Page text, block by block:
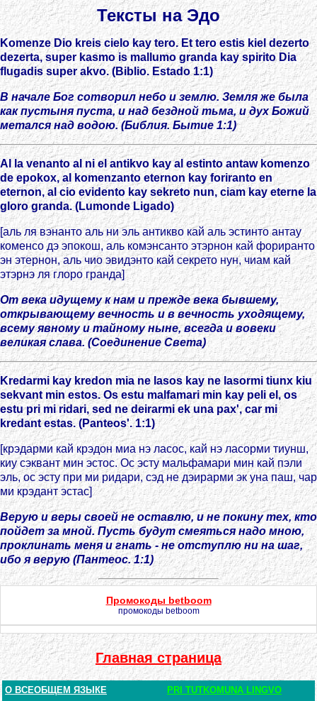
Тексты на Эдо
Komenze Dio kreis cielo kay tero. Et tero estis kiel dezerto
dezerta, super kasmo is mallumo granda kay spirito Dia
flugadis super akvo. (Biblio. Estado 1:1)
В начале Бог сотворил небо и землю. Земля же была
как пустыня пуста, и над бездной тьма, и дух Божий
метался над водою. (Библия. Бытие 1:1)
Al la venanto al ni el antikvo kay al estinto antaw komenzo
de epokox, al komenzanto eternon kay foriranto en
eternon, al cio evidento kay sekreto nun, ciam kay eterne la
gloro granda. (Lumonde Ligado)
[аль ля вэнанто аль ни эль антикво кай аль эстинто антау
коменсо дэ эпокош, аль комэнсанто этэрнон кай фориранто
эн этернон, аль чио эвидэнто кай секрето нун, чиам кай
этэрнэ ля глоро гранда]
От века идущему к нам и прежде века бывшему,
открывающему вечность и в вечность уходящему,
всему явному и тайному ныне, всегда и вовеки
великая слава. (Соединение Света)
Kredarmi kay kredon mia ne lasos kay ne lasormi tiunx kiu
sekvant min estos. Os estu malfamari min kay peli el, os
estu pri mi ridari, sed ne deirarmi ek una pax', car mi
kredant estas. (Panteos'. 1:1)
[крэдарми кай крэдон миа нэ ласос, кай нэ ласорми тиунш,
киу сэквант мин эстос. Ос эсту мальфамари мин кай пэли
эль, ос эсту при ми ридари, сэд не дэирарми эк уна паш, чар
ми крэдант эстас]
Верую и веры своей не оставлю, и не покину тех, кто
пойдет за мной. Пусть будут смеяться надо мною,
проклинать меня и гнать - не отступлю ни на шаг,
ибо я верую (Пантеос. 1:1)
Промокоды betboom
промокоды betboom
Главная страница
О ВСЕОБЩЕМ ЯЗЫКЕ
PRI TUTKOMUNA LINGVO